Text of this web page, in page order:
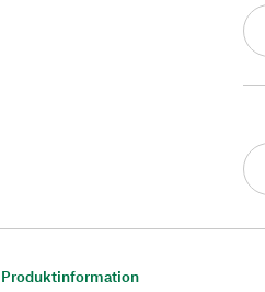
Produktinformation